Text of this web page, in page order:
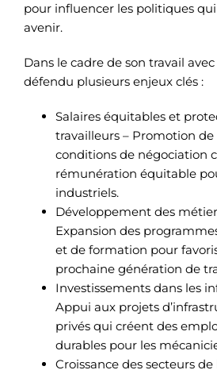
pour influencer les politiques
avenir.
Dans le cadre de son travail avec
défendu plusieurs enjeux clés :
Salaires équitables et
travailleurs – Promotion
conditions de négociation
rémunération équitable
industriels.
Développement des
Expansion des
et de formation pour
prochaine génération de
Investissements dans les
Appui aux projets
privés qui créent des
durables pour les
Croissance des secteurs de